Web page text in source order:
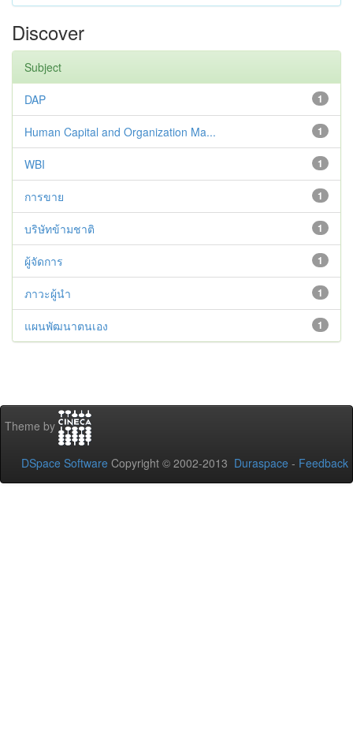
Discover
Subject
1
DAP
1
Human Capital and Organization Ma...
1
WBI
1
การขาย
1
บริษัทข้ามชาติ
1
ผู้จัดการ
1
ภาวะผู้นำ
1
แผนพัฒนาตนเอง
Theme by
DSpace Software Copyright © 2002-2013 Duraspace - Feedback